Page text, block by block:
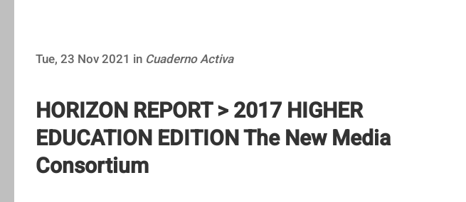
Tue, 23 Nov 2021 in Cuaderno Activa
HORIZON REPORT > 2017 HIGHER
EDUCATION EDITION The New Media
Consortium